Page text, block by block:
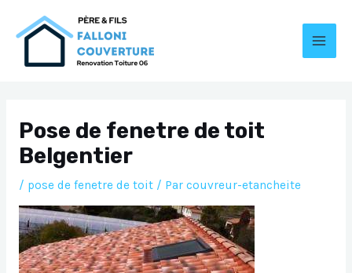
Pose de fenetre de toit
Belgentier
/ pose de fenetre de toit/ Par couvreur-etancheite